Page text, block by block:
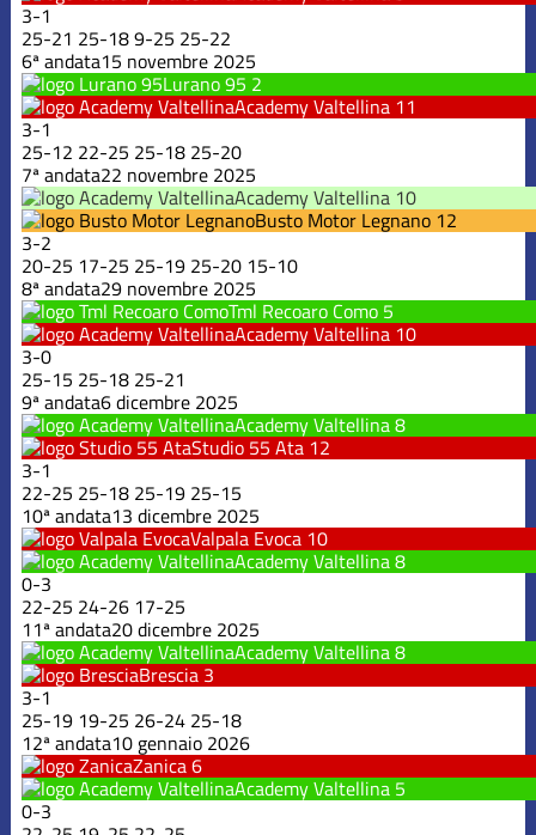
3-1
25-21 25-189-25 25-22
6ª andata15 novembre 2025
Lurano 95 2
Academy Valtellina 11
3-1
25-12 22-25 25-18 25-20
7ª andata22 novembre 2025
Academy Valtellina 10
Busto Motor Legnano 12
3-2
20-25 17-25 25-19 25-20 15-10
8ª andata29 novembre 2025
Tml Recoaro Como 5
Academy Valtellina 10
3-0
25-15 25-18 25-21
9ª andata6 dicembre 2025
Academy Valtellina8
Studio 55 Ata 12
3-1
22-25 25-18 25-19 25-15
10ª andata13 dicembre 2025
Valpala Evoca 10
Academy Valtellina8
0-3
22-25 24-26 17-25
11ª andata20 dicembre 2025
Academy Valtellina8
Brescia 3
3-1
25-19 19-25 26-24 25-18
12ª andata10 gennaio 2026
Zanica6
Academy Valtellina 5
0-3